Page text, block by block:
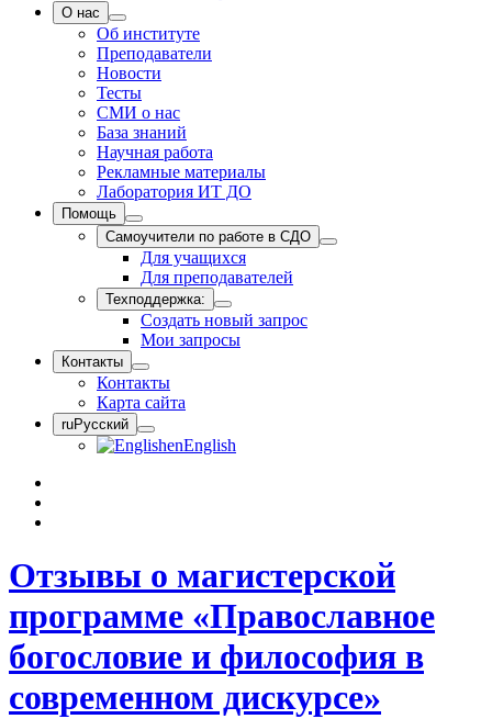
О нас
Об институте
Преподаватели
Новости
Тесты
СМИ о нас
База знаний
Научная работа
Рекламные материалы
Лаборатория ИТ ДО
Помощь
Самоучители по работе в СДО
Для учащихся
Для преподавателей
Техподдержка:
Создать новый запрос
Мои запросы
Контакты
Контакты
Карта сайта
ruРусский
enEnglish
Отзывы о магистерской
программе «Православное
богословие и философия в
современном дискурсе»